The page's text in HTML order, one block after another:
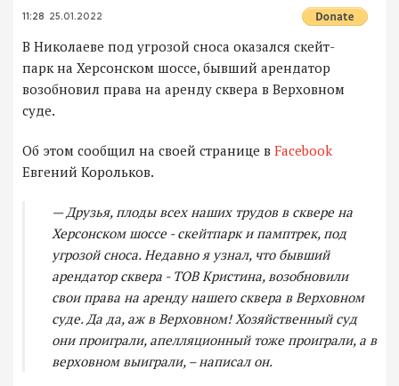
11:28 25.01.2022
В Николаеве под угрозой сноса оказался скейт-
парк на Херсонском шоссе, бывший арендатор
возобновил права на аренду сквера в Верховном
суде.
Об этом сообщил на своей странице в Facebook
Евгений Корольков.
— Друзья, плоды всех наших трудов в сквере на
Херсонском шоссе - скейтпарк и памптрек, под
угрозой сноса. Недавно я узнал, что бывший
арендатор сквера - ТОВ Кристина, возобновили
свои права на аренду нашего сквера в Верховном
суде. Да да, аж в Верховном! Хозяйственный суд
они проиграли, апелляционный тоже проиграли, а в
верховном выиграли, – написал он.